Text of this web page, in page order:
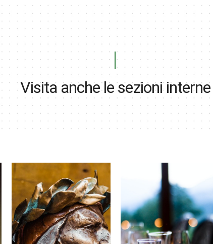
Visita anche le sezioni interne